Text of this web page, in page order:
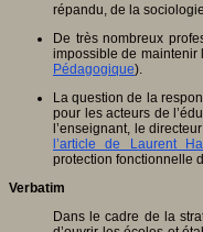
répandu, de la
De très nombreux
impossible de maintenir
Pédagogique).
La question de la
pour les acteurs de
l’enseignant, le
l’article de Laurent
protection fonctionnelle
Verbatim
Dans le cadre de la